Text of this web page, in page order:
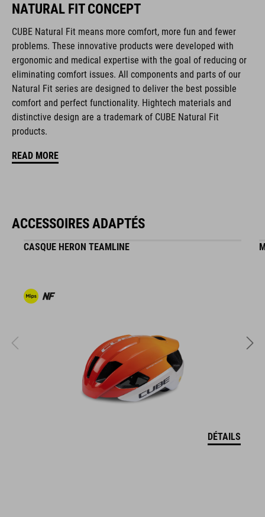
actuelles. Les produits sont parfaitement ajustés les uns aux
autres par la coopération étroite des designers dans le
développement des accessoires et des vélos et engendrent
ainsi la meilleure combinaison en matière de design, de
technique et d’utilisabilité.
CARACTÉRISTIQUES
fermeture à disque
forme NF Ergonomics
pression
embout renforcé
compatible avec les chaussures sans clip
semelle extérieure en fibre de verre
tige résistante à la saleté
NATURAL FIT CONCEPT
CUBE Natural Fit means more comfort, more fun and fewer
problems. These innovative products were developed with
ergonomic and medical expertise with the goal of reducing or
eliminating comfort issues. All components and parts of our
Natural Fit series are designed to deliver the best possible
comfort and perfect functionality. Hightech materials and
distinctive design are a trademark of CUBE Natural Fit
products.
READ MORE
ACCESSOIRES ADAPTÉS
CASQUE HERON TEAMLINE
DÉTAILS